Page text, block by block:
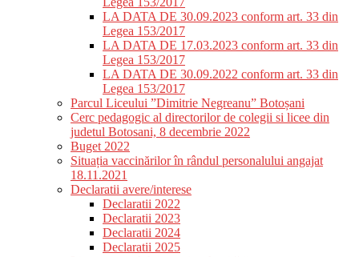
LA DATA DE 30.09.2023 conform art. 33 din
Legea 153/2017
LA DATA DE 17.03.2023 conform art. 33 din
Legea 153/2017
LA DATA DE 30.09.2022 conform art. 33 din
Legea 153/2017
Parcul Liceului ”Dimitrie Negreanu” Botoșani
Cerc pedagogic al directorilor de colegii si licee din
judetul Botosani, 8 decembrie 2022
Buget 2022
Situația vaccinărilor în rândul personalului angajat
18.11.2021
Declaratii avere/interese
Declaratii 2022
Declaratii 2023
Declaratii 2024
Declaratii 2025